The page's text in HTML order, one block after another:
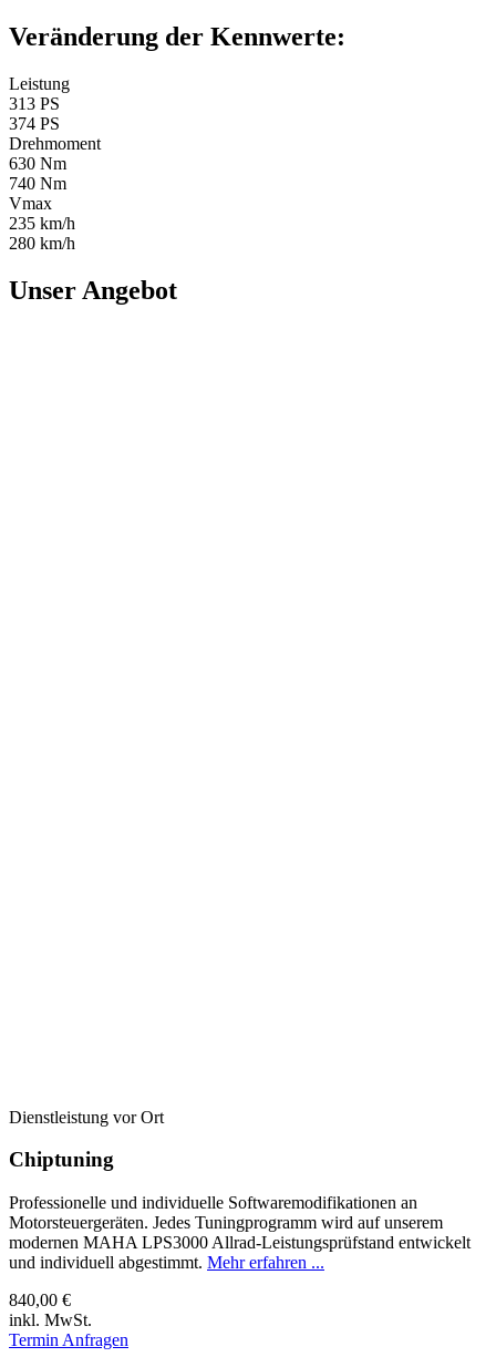
Veränderung der Kennwerte:
Leistung
313 PS
374 PS
Drehmoment
630 Nm
740 Nm
Vmax
235 km/h
280 km/h
Unser Angebot
Dienstleistung vor Ort
Chiptuning
Professionelle und individuelle Softwaremodifikationen an
Motorsteuergeräten. Jedes Tuningprogramm wird auf unserem
modernen MAHA LPS3000 Allrad-Leistungsprüfstand entwickelt
und individuell abgestimmt. Mehr erfahren ...
840,00 €
inkl. MwSt.
Termin Anfragen